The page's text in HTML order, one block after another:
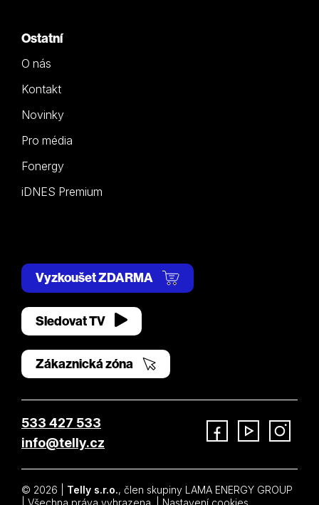
Ostatní
O nás
Kontakt
Novinky
Pro média
Fonergy
iDNES Premium
Vyzkoušet ZDARMA
Sledovat TV
Zákaznická zóna
533 427 533
info@telly.cz
© 2026 | Telly s.r.o., člen skupiny LAMA ENERGY GROUP
| Všechna práva vyhrazena. | Nastavení cookies